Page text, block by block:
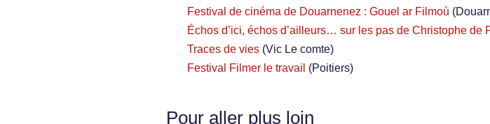
Festival de cinéma de Douarnenez : Gouel ar Filmoù
Échos d’ici, échos d’ailleurs… sur les pas de Christophe de
Traces de vies (Vic Le comte)
Festival Filmer le travail (Poitiers)
Pour aller plus loin